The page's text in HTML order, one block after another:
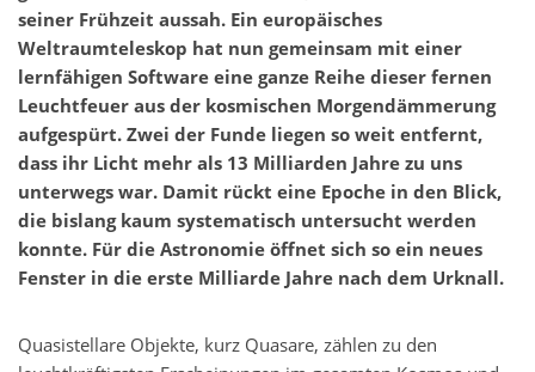
seiner Frühzeit aussah. Ein europäisches
Weltraumteleskop hat nun gemeinsam mit einer
lernfähigen Software eine ganze Reihe dieser fernen
Leuchtfeuer aus der kosmischen Morgendämmerung
aufgespürt. Zwei der Funde liegen so weit entfernt,
dass ihr Licht mehr als 13 Milliarden Jahre zu uns
unterwegs war. Damit rückt eine Epoche in den Blick,
die bislang kaum systematisch untersucht werden
konnte. Für die Astronomie öffnet sich so ein neues
Fenster in die erste Milliarde Jahre nach dem Urknall.
Quasistellare Objekte, kurz Quasare, zählen zu den